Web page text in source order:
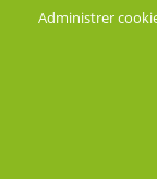
Administrer